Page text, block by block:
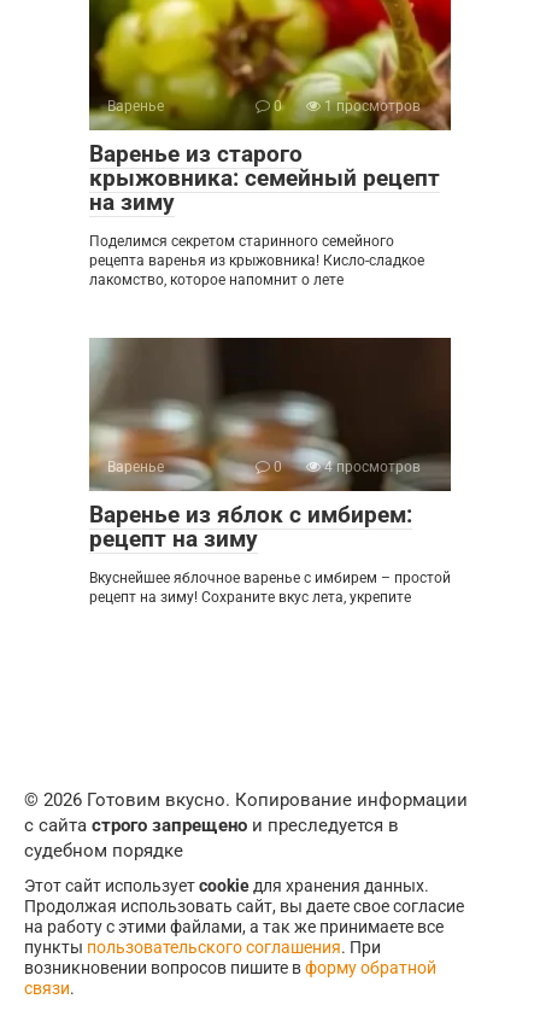
Варенье 0 1 просмотров
Варенье из старого
крыжовника: семейный рецепт
на зиму
Поделимся секретом старинного семейного
рецепта варенья из крыжовника! Кисло-сладкое
лакомство, которое напомнит о лете
Варенье 0 4 просмотров
Варенье из яблок с имбирем:
рецепт на зиму
Вкуснейшее яблочное варенье с имбирем – простой
рецепт на зиму! Сохраните вкус лета, укрепите
© 2026 Готовим вкусно. Копирование информации
с сайта строго запрещено и преследуется в
судебном порядке
Этот сайт используетcookie для хранения данных.
Продолжая использовать сайт, вы даете свое согласие
на работу с этими файлами, а так же принимаете все
пункты пользовательского соглашения. При
возникновении вопросов пишите вформу обратной
связи.